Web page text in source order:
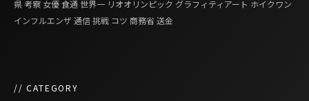
県考察 女優食通 世界一 リオオリンピック グラフィティアート ホイクワン
インフルエンザ 通信挑戦 コツ 商務省送金
// CATEGORY